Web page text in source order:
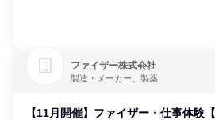
ファイザー株式会社
製造・メーカー、製薬
【11月開催】ファイザー・仕事体験